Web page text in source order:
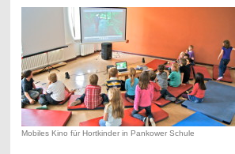
Mobiles Kino für Hortkinder in Pankower Schule